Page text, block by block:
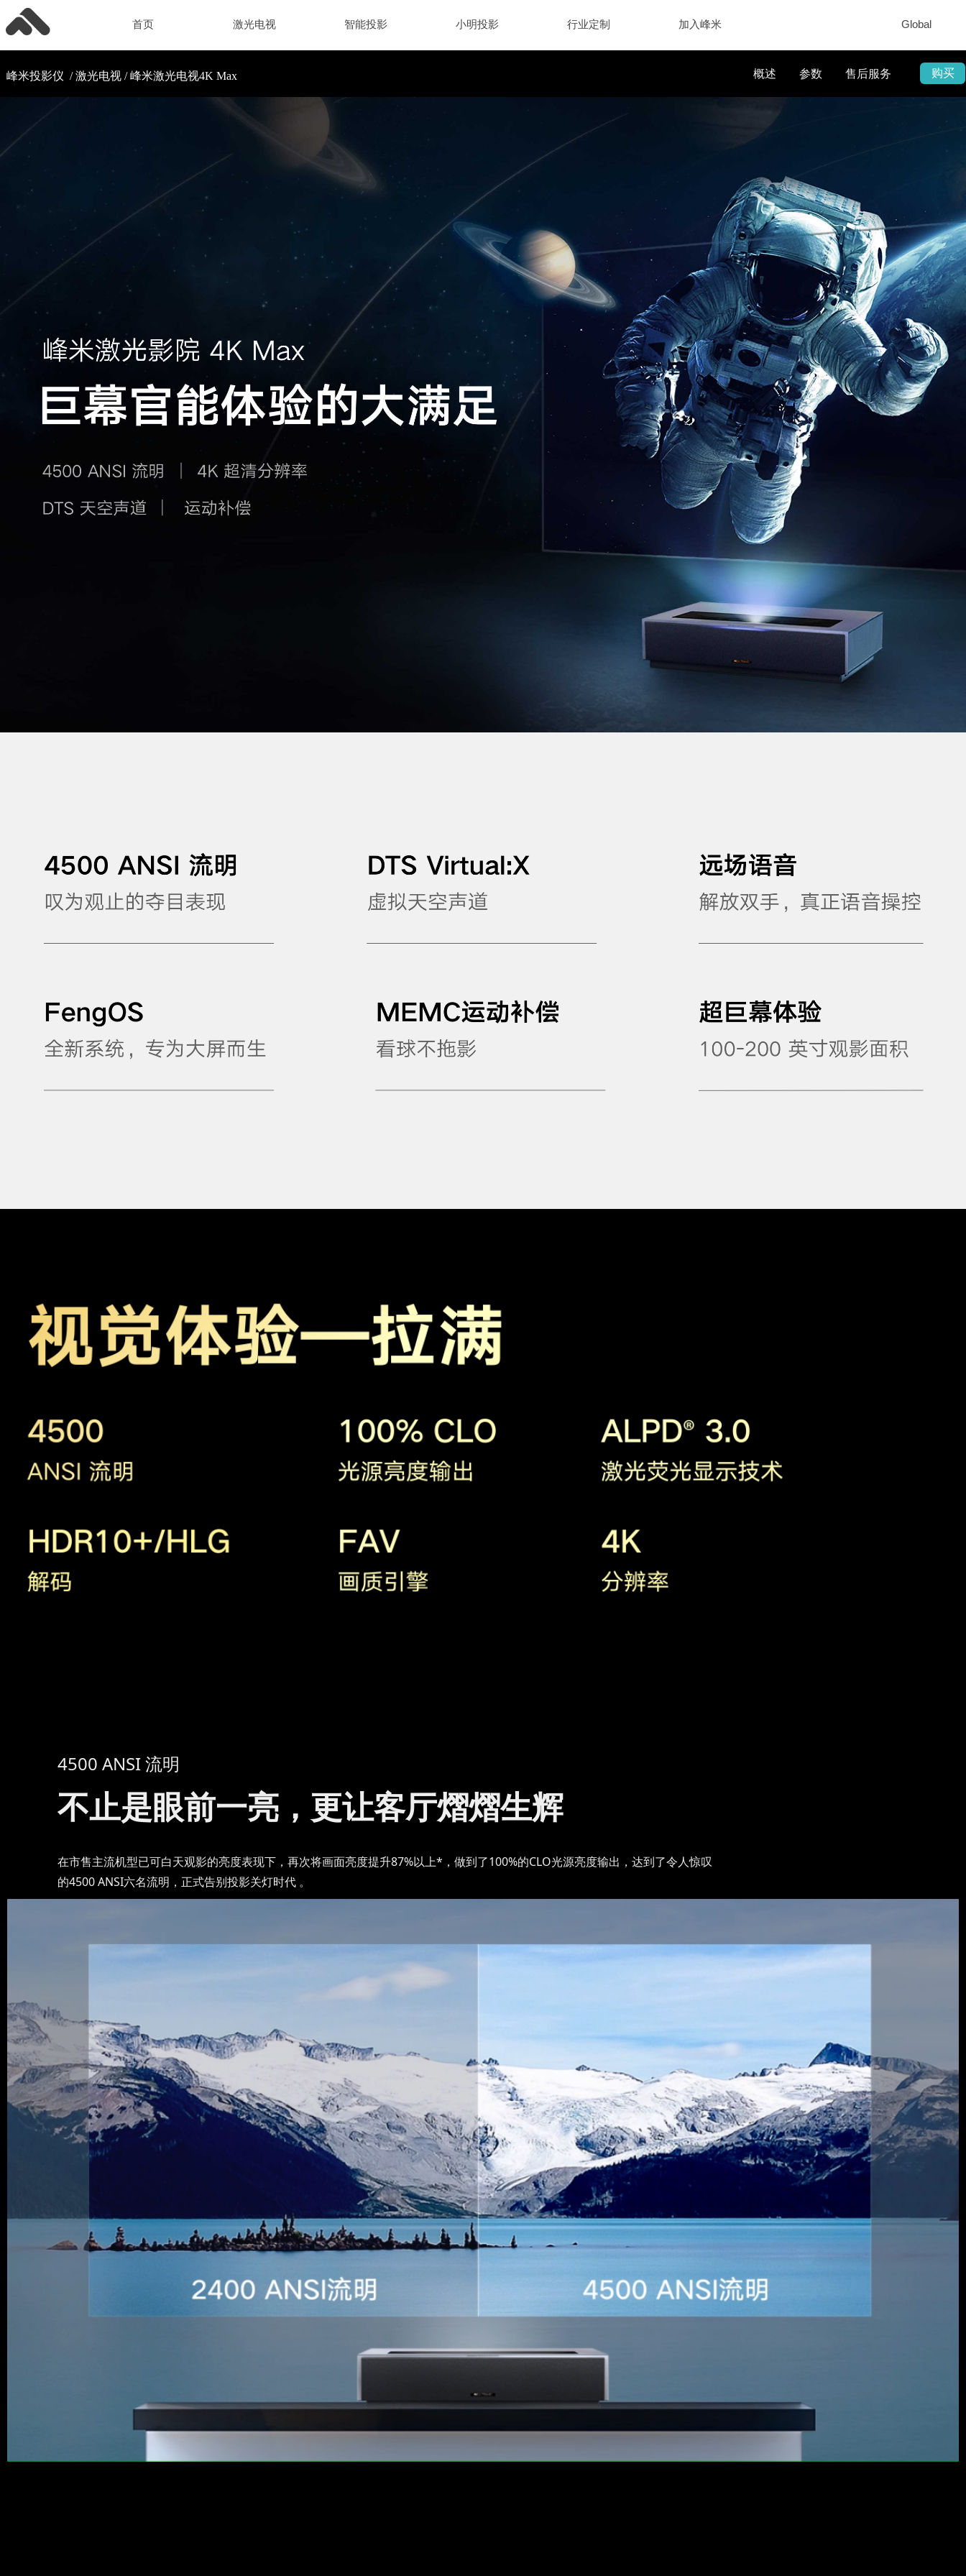
首页 激光电视 智能投影 小明投影 行业定制 加入峰米 Global
峰米投影仪 / 激光电视 /峰米激光电视4K Max 概述 参数 售后服务 购买
4500 ANSI 流明
不止是眼前一亮，更让客厅熠熠生辉
在市售主流机型已可白天观影的亮度表现下，再次将画面亮度提升87%以上*，做到了100%的CLO光源亮度输出，达到了令人惊叹
的4500 ANSI六名流明，正式告别投影关灯时代 。